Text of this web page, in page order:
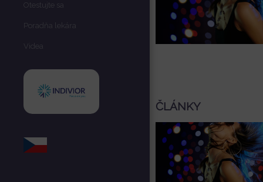
Otestujte sa
Poradňa lekára
Videa
ČLÁNKY